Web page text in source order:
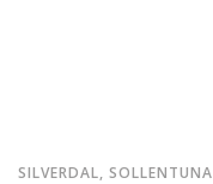
SILVERDAL, SOLLENTUNA